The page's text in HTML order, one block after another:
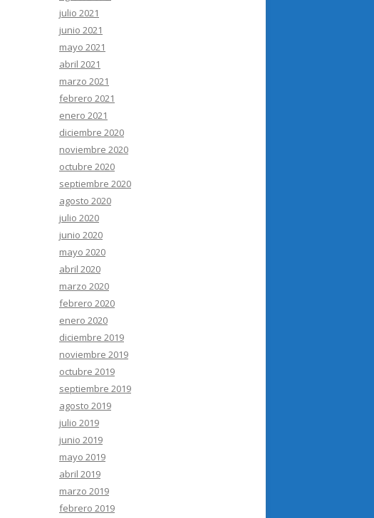
julio 2021
junio 2021
mayo 2021
abril 2021
marzo 2021
febrero 2021
enero 2021
diciembre 2020
noviembre 2020
octubre 2020
septiembre 2020
agosto 2020
julio 2020
junio 2020
mayo 2020
abril 2020
marzo 2020
febrero 2020
enero 2020
diciembre 2019
noviembre 2019
octubre 2019
septiembre 2019
agosto 2019
julio 2019
junio 2019
mayo 2019
abril 2019
marzo 2019
febrero 2019